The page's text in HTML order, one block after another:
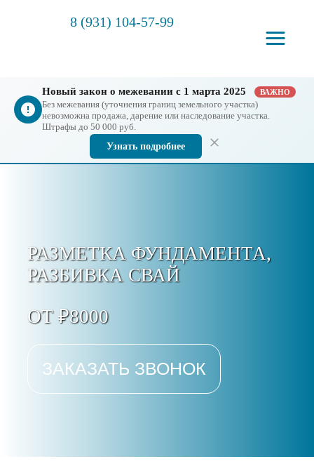
8 (931) 104-57-99
Новый закон о межевании с 1 марта 2025 ВАЖНО
Без межевания (уточнения границ земельного участка)
невозможна продажа, дарение или наследование участка.
Штрафы до 50 000 руб.
Узнать подробнее
РАЗМЕТКА ФУНДАМЕНТА,
РАЗБИВКА СВАЙ
ОТ ₽8000
ЗАКАЗАТЬ ЗВОНОК